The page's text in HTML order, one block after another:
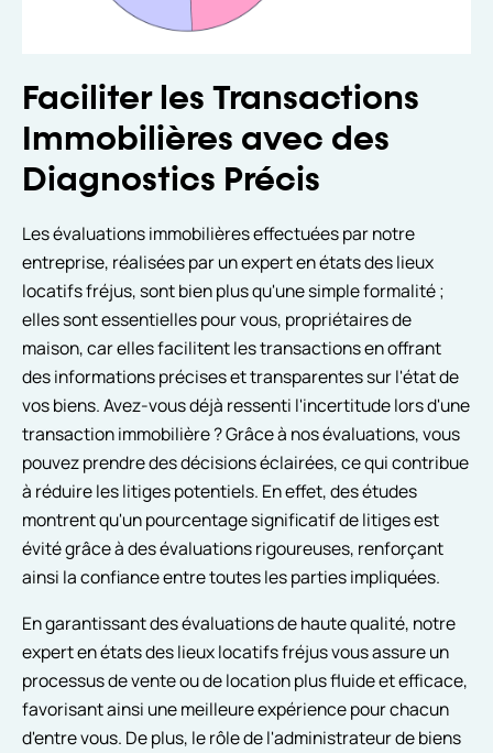
Faciliter les Transactions
Immobilières avec des
Diagnostics Précis
Les évaluations immobilières effectuées par notre
entreprise, réalisées par un expert en états des lieux
locatifs fréjus, sont bien plus qu'une simple formalité ;
elles sont essentielles pour vous, propriétaires de
maison, car elles facilitent les transactions en offrant
des informations précises et transparentes sur l'état de
vos biens. Avez-vous déjà ressenti l'incertitude lors d'une
transaction immobilière ? Grâce à nos évaluations, vous
pouvez prendre des décisions éclairées, ce qui contribue
à réduire les litiges potentiels. En effet, des études
montrent qu'un pourcentage significatif de litiges est
évité grâce à des évaluations rigoureuses, renforçant
ainsi la confiance entre toutes les parties impliquées.
En garantissant des évaluations de haute qualité, notre
expert en états des lieux locatifs fréjus vous assure un
processus de vente ou de location plus fluide et efficace,
favorisant ainsi une meilleure expérience pour chacun
d'entre vous. De plus, le rôle de l'administrateur de biens